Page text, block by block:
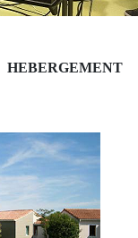
HEBERGEMENT